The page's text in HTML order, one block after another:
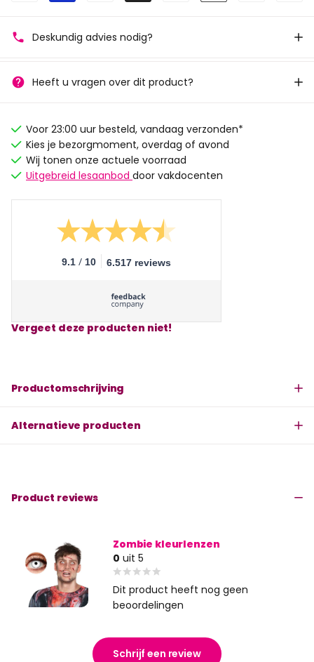
Deskundig advies nodig?
Heeft u vragen over dit product?
Voor 23:00 uur besteld, vandaag verzonden*
Kies je bezorgmoment, overdag of avond
Wij tonen onze actuele voorraad
Uitgebreid lesaanbod door vakdocenten
9.1 / 10 6.517 reviews
Vergeet deze producten niet!
Productomschrijving
Alternatieve producten
Product reviews
Zombie kleurlenzen
0 uit 5
Dit product heeft nog geen
beoordelingen
Schrijf een review